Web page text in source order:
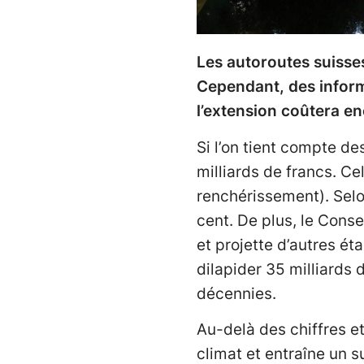
Les autoroutes
Cependant, des
l’extension coûtera
Si l’on tient compte
milliards de francs.
renchérissement).
cent. De plus, le
et projette d’autres
dilapider 35 milliards
décennies.
Au-delà des chiffres
climat et entraîne un